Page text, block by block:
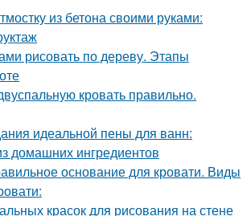
из бетона своими руками:
рисовать по дереву. Этапы
кровать правильно.
идеальной пены для ванн:
домашних ингредиентов
основание для кровати. Виды
красок для рисования на стене